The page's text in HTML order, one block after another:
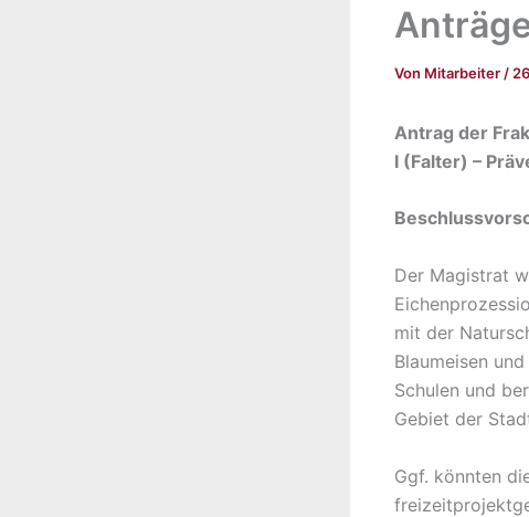
Von Mitarbeiter /
Antrag der
I (Falter) –
Der Magistrat
mit der
Blaumeisen
Schulen und
Gebiet der
Ggf. könnten